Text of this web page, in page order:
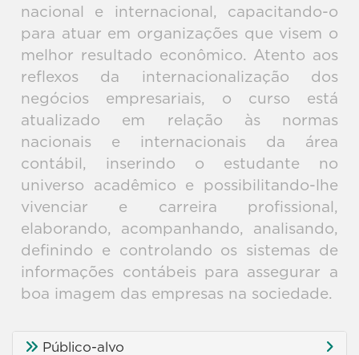
nacional e internacional, capacitando-o
para atuar em organizações que visem o
melhor resultado econômico. Atento aos
reflexos da internacionalização dos
negócios empresariais, o curso está
atualizado em relação às normas
nacionais e internacionais da área
contábil, inserindo o estudante no
universo acadêmico e possibilitando-lhe
vivenciar e carreira profissional,
elaborando, acompanhando, analisando,
definindo e controlando os sistemas de
informações contábeis para assegurar a
boa imagem das empresas na sociedade.
Público-alvo